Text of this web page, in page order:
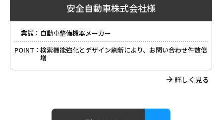
安全自動車株式会社様
業態： 自動車整備機器メーカー
POINT：検索機能強化とデザイン刷新により、お問い合わせ件数倍
増
詳しく見る